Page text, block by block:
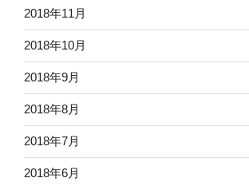
2018年11月
2018年10月
2018年9月
2018年8月
2018年7月
2018年6月